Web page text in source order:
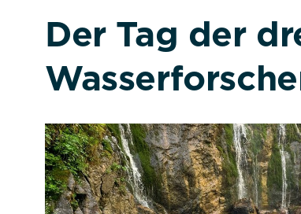
Der Tag der